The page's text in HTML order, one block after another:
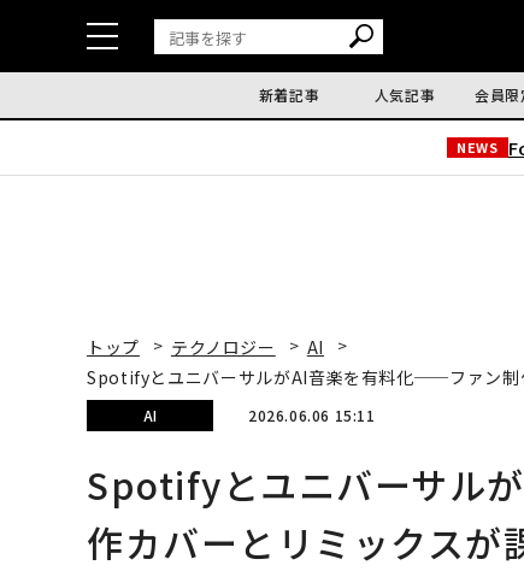
新着記事 人気記事 会員限
NEWS
トップ テクノロジー
AI
SpotifyとユニバーサルがAI音楽を有料化──ファン制
AI 2026.06.06 15:11
Spotifyとユニバーサル
作カバーとリミックスが